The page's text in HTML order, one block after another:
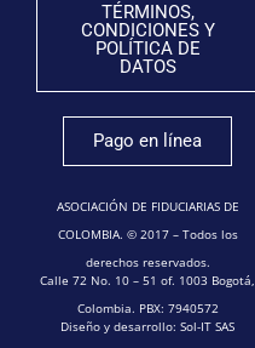
TÉRMINOS,
CONDICIONES Y
POLÍTICA DE
DATOS
Pago en línea
ASOCIACIÓN DE FIDUCIARIAS DE
COLOMBIA. © 2017 – Todos los
derechos reservados.
Calle 72 No. 10 – 51 of. 1003 Bogotá,
Colombia. PBX: 7940572
Diseño y desarrollo: Sol-IT SAS